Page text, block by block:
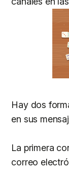
Hay dos
en sus
La primera
correo